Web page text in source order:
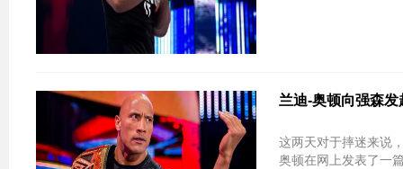
兰迪-奥顿向强森发
这两天对于摔迷来说
奥顿在网上发表了一